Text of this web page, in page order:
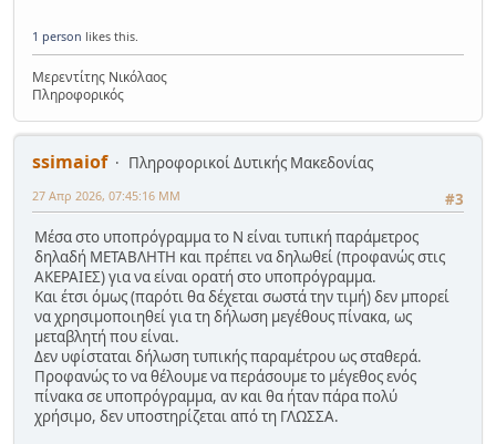
1 person likes this.
Μερεντίτης Νικόλαος
Πληροφορικός
ssimaiof
Πληροφορικοί Δυτικής Μακεδονίας
#3
27 Απρ 2026, 07:45:16 ΜΜ
Μέσα στο υποπρόγραμμα το Ν είναι τυπική παράμετρος
δηλαδή ΜΕΤΑΒΛΗΤΗ και πρέπει να δηλωθεί (προφανώς στις
ΑΚΕΡΑΙΕΣ) για να είναι ορατή στο υποπρόγραμμα.
Και έτσι όμως (παρότι θα δέχεται σωστά την τιμή) δεν μπορεί
να χρησιμοποιηθεί για τη δήλωση μεγέθους πίνακα, ως
μεταβλητή που είναι.
Δεν υφίσταται δήλωση τυπικής παραμέτρου ως σταθερά.
Προφανώς το να θέλουμε να περάσουμε το μέγεθος ενός
πίνακα σε υποπρόγραμμα, αν και θα ήταν πάρα πολύ
χρήσιμο, δεν υποστηρίζεται από τη ΓΛΩΣΣΑ.